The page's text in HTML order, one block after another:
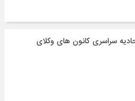
سراسری کانون های وکلای